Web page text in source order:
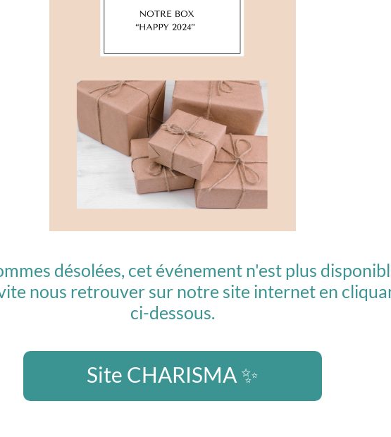
désolées, cet événement n'est plus
nous retrouver sur notre site internet en
ci-dessous.
Site CHARISMA ✨